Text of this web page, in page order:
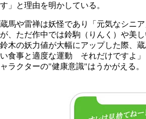
す」と理由を明かしている。
蔵馬や雷禅は妖怪であり「元気なシニ
が、ただ作中では鈴駒（りんく）や美し
鈴木の妖力値が大幅にアップした際、
い食事と適度な運動 それだけですよ」
ャラクターの"健康意識"はうかがえる。